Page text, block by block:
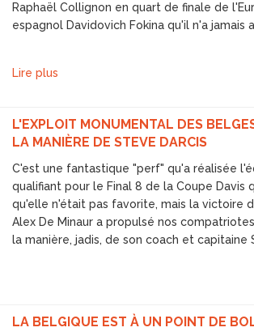
Raphaël Collignon en quart de finale de
espagnol Davidovich Fokina qu'il n'a jamais
Lire plus
L'EXPLOIT MONUMENTAL DES
LA MANIÈRE DE STEVE DARCIS
C'est une fantastique "perf" qu'a réalisée
qualifiant pour le Final 8 de la Coupe Davis
qu'elle n'était pas favorite, mais la victoire
Alex De Minaur a propulsé nos
la manière, jadis, de son coach et capitaine
LA BELGIQUE EST À UN POINT DE